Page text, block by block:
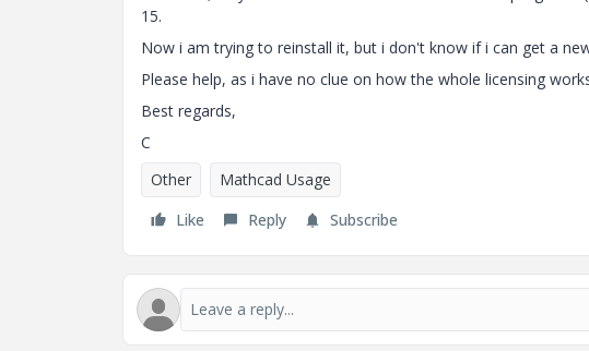
15.
Now i am trying to reinstall it, but i don't know if i can get a
Please help, as i have no clue on how the whole licensing
Best regards,
C
Other
Mathcad Usage
Like
Reply Subscribe